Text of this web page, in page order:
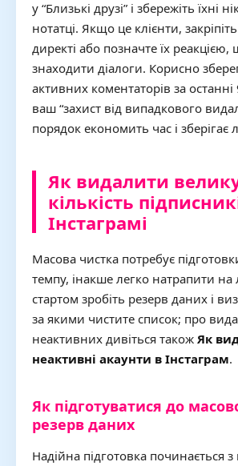
у “Близькі друзі” і збережіть їхні
нотатці. Якщо це клієнти,
директі або позначте їх
знаходити діалоги. Корисно
активних коментаторів за останні
ваш “захист від випадкового
порядок економить час і зберігає
Як видалити
кількість
Інстаграмі
Масова чистка потребує
темпу, інакше легко натрапити на
стартом зробіть резерв даних і
за якими чистите список; про
неактивних дивіться також Як
неактивні акаунти в Інстаграм.
Як підготуватися до
резерв даних
Надійна підготовка починається з